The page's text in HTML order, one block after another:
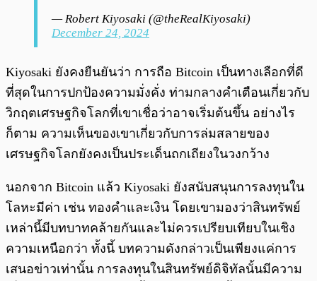
— Robert Kiyosaki (@theRealKiyosaki)
December 24, 2024
Kiyosaki ยังคงยืนยันว่า การถือ Bitcoin เป็นทางเลือกที่ดี
ที่สุดในการปกป้องความมั่งคั่ง ท่ามกลางคำเตือนเกี่ยวกับ
วิกฤตเศรษฐกิจโลกที่เขาเชื่อว่าอาจเริ่มต้นขึ้น อย่างไร
ก็ตาม ความเห็นของเขาเกี่ยวกับการล่มสลายของ
เศรษฐกิจโลกยังคงเป็นประเด็นถกเถียงในวงกว้าง
นอกจาก Bitcoin แล้ว Kiyosaki ยังสนับสนุนการลงทุนใน
โลหะมีค่า เช่น ทองคำและเงิน โดยเขามองว่าสินทรัพย์
เหล่านี้มีบทบาทคล้ายกันและไม่ควรเปรียบเทียบในเชิง
ความเหนือกว่า ทั้งนี้ บทความดังกล่าวเป็นเพียงแค่การ
เสนอข่าวเท่านั้น การลงทุนในสินทรัพย์ดิจิทัลนั้นมีความ